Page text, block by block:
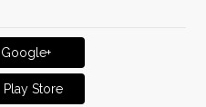
Google+
Play Store